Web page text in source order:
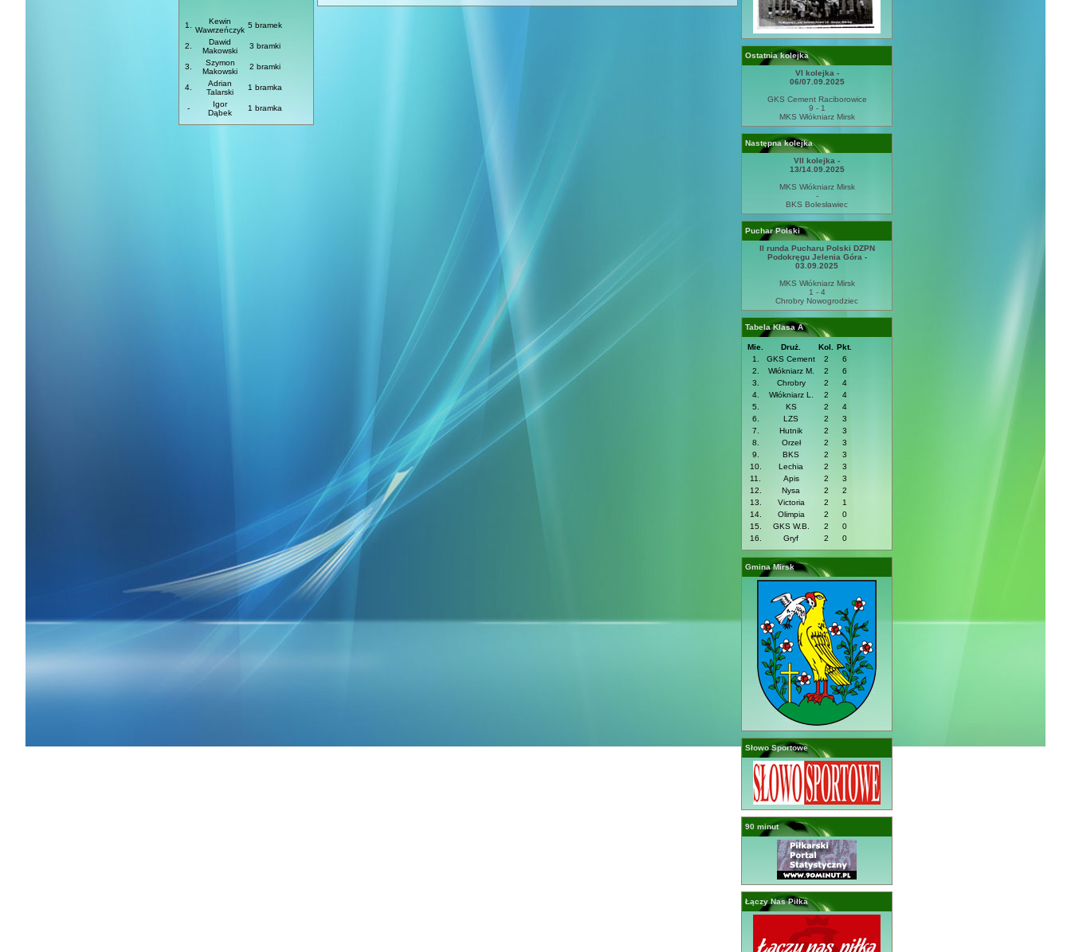
1.
Kewin
Wawrzeńczyk
5 bramek
2.
Dawid
Makowski
3 bramki
3.
Szymon
Makowski
2 bramki
4.
Adrian
Talarski
1 bramka
-
Igor
Dąbek
1 bramka
Ostatnia kolejka
VI kolejka -
06/07.09.2025
GKS Cement Raciborowice
9 - 1
MKS Włókniarz Mirsk
Następna kolejka
VII kolejka -
13/14.09.2025
MKS Włókniarz Mirsk
-
BKS Bolesławiec
Puchar Polski
II runda Pucharu Polski DZPN
Podokręgu Jelenia Góra -
03.09.2025
MKS Włókniarz Mirsk
1 - 4
Chrobry Nowogrodziec
Tabela Klasa A
Mie. Druż. Kol.
Pkt.
1.
GKS Cement 2
6
2.
Włókniarz M. 2
6
3.
Chrobry 2
4
4.
Włókniarz L. 2
4
5.
KS 2
4
6.
LZS 2
3
7.
Hutnik 2
3
8.
Orzeł 2
3
9.
BKS 2
3
10.
Lechia 2
3
11.
Apis 2
3
12.
Nysa 2
2
13.
Victoria 2
1
14.
Olimpia 2
0
15.
GKS W.B. 2
0
16.
Gryf 2 0
Gmina Mirsk
Słowo Sportowe
90 minut
Łączy Nas Piłka